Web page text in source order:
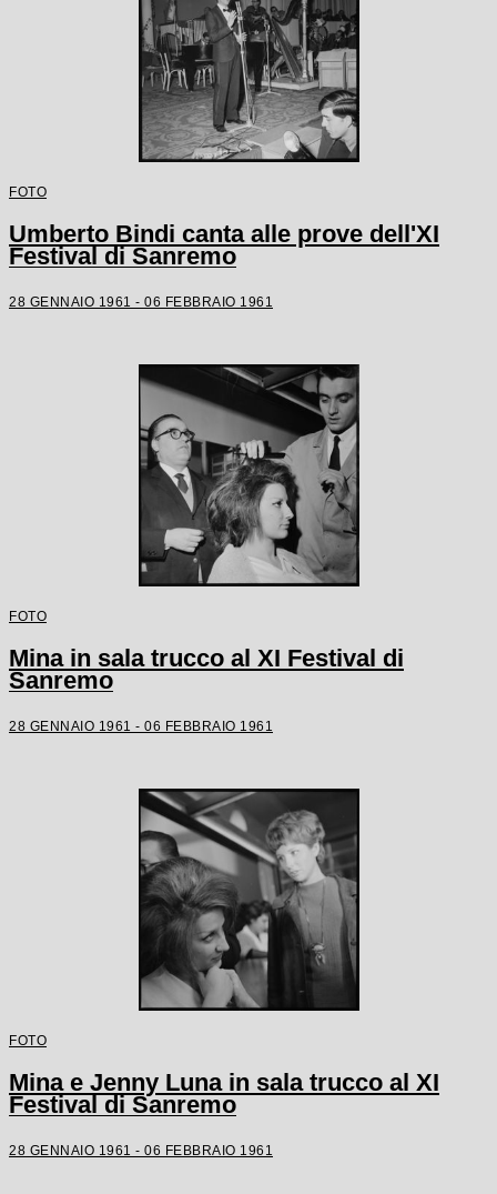
FOTO
Umberto Bindi canta alle prove dell'XI
Festival di Sanremo
28 GENNAIO 1961 - 06 FEBBRAIO 1961
FOTO
Mina in sala trucco al XI Festival di
Sanremo
28 GENNAIO 1961 - 06 FEBBRAIO 1961
FOTO
Mina e Jenny Luna in sala trucco al XI
Festival di Sanremo
28 GENNAIO 1961 - 06 FEBBRAIO 1961